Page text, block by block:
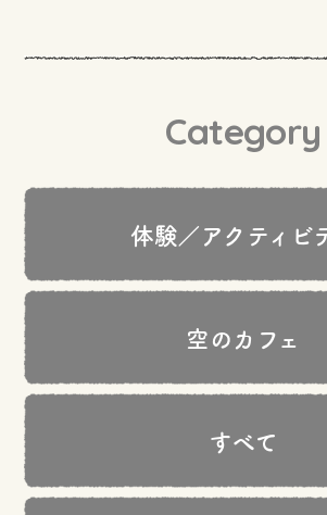
Category
体験／アクティビ
空のカフェ
すべて